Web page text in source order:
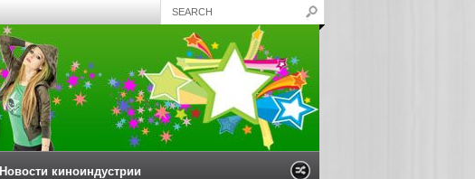
Новости киноиндустрии